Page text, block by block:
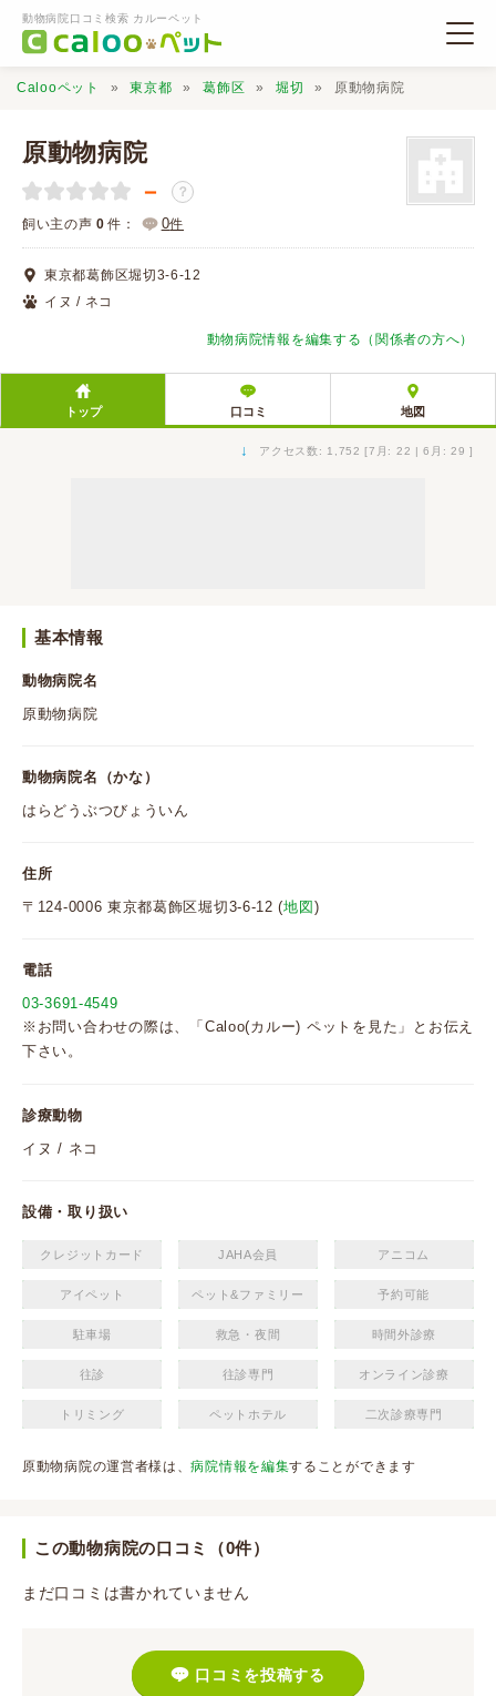
動物病院口コミ検索 カルーペット
動物病院検索
口コミ検索
口コミ投稿
Calooペット 東京都 葛飾区 堀切 原動物病院
原動物病院
－ ？
飼い主の声 0 件： 0件
東京都葛飾区堀切3-6-12
イヌ / ネコ
動物病院情報を編集する（関係者の方へ）
トップ 口コミ 地図
↓ アクセス数: 1,752 [7月: 22 | 6月: 29 ]
基本情報
動物病院名
原動物病院
動物病院名（かな）
はらどうぶつびょういん
住所
〒124-0006 東京都葛飾区堀切3-6-12 (地図 )
電話
03-3691-4549
※お問い合わせの際は、「Caloo(カルー) ペットを見た」とお伝え
下さい。
診療動物
イヌ / ネコ
設備・取り扱い
クレジットカード JAHA会員 アニコム
アイペット ペット&ファミリー 予約可能
駐車場 救急・夜間 時間外診療
往診 往診専門 オンライン診療
トリミング ペットホテル 二次診療専門
原動物病院の運営者様は、病院情報を編集することができます
この動物病院の口コミ（0件）
まだ口コミは書かれていません
口コミを投稿する